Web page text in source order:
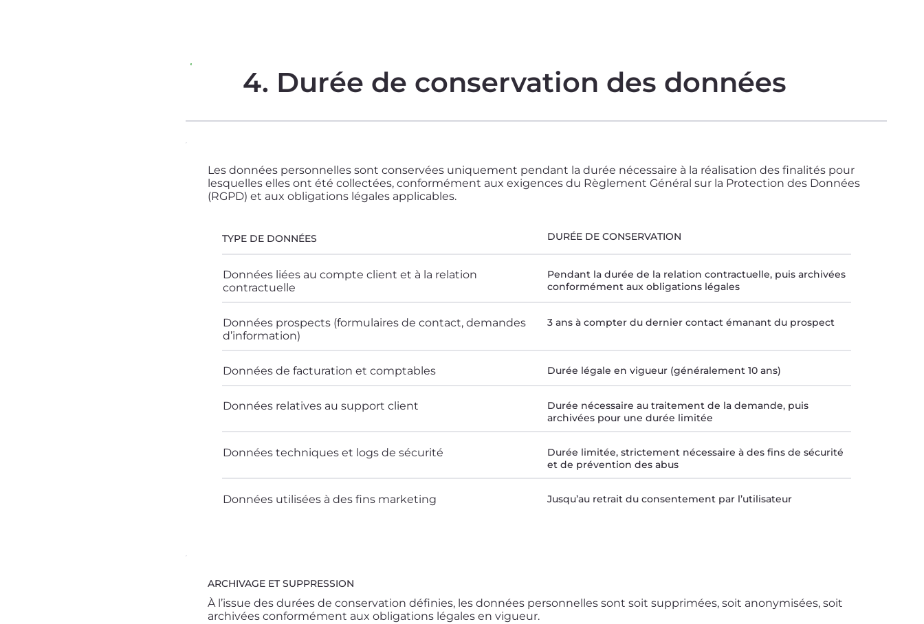
ARCHIVAGE ET SUPPRESSION
À l’issue des durées de conservation définies, les données personnelles sont soit supprimées, soit anonymisées, soit
archivées conformément aux obligations légales en vigueur.
4. Durée de conservation des données
Les données personnelles sont conservées uniquement pendant la durée nécessaire à la réalisation des finalités pour
lesquelles elles ont été collectées, conformément aux exigences du Règlement Général sur la Protection des Données
(RGPD) et aux obligations légales applicables.
TYPE DE DONNÉES DURÉE DE CONSERVATION
Données liées au compte client et à la relation
contractuelle
Pendant la durée de la relation contractuelle, puis archivées
conformément aux obligations légales
Données prospects (formulaires de contact, demandes
d’information)
3 ans à compter du dernier contact émanant du prospect
Données de facturation et comptables Durée légale en vigueur (généralement 10 ans)
Données relatives au support client
Durée nécessaire au traitement de la demande, puis
archivées pour une durée limitée
Données techniques et logs de sécurité
Durée limitée, strictement nécessaire à des fins de sécurité
et de prévention des abus
Données utilisées à des fins marketing Jusqu’au retrait du consentement par l’utilisateur